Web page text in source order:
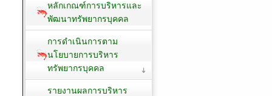
หลักเกณฑ์การบริหารและ
พัฒนาทรัพยากรบุคคล
การดำเนินการตาม
นโยบายการบริหาร
ทรัพยากรบุคคล
รายงานผลการบริหาร